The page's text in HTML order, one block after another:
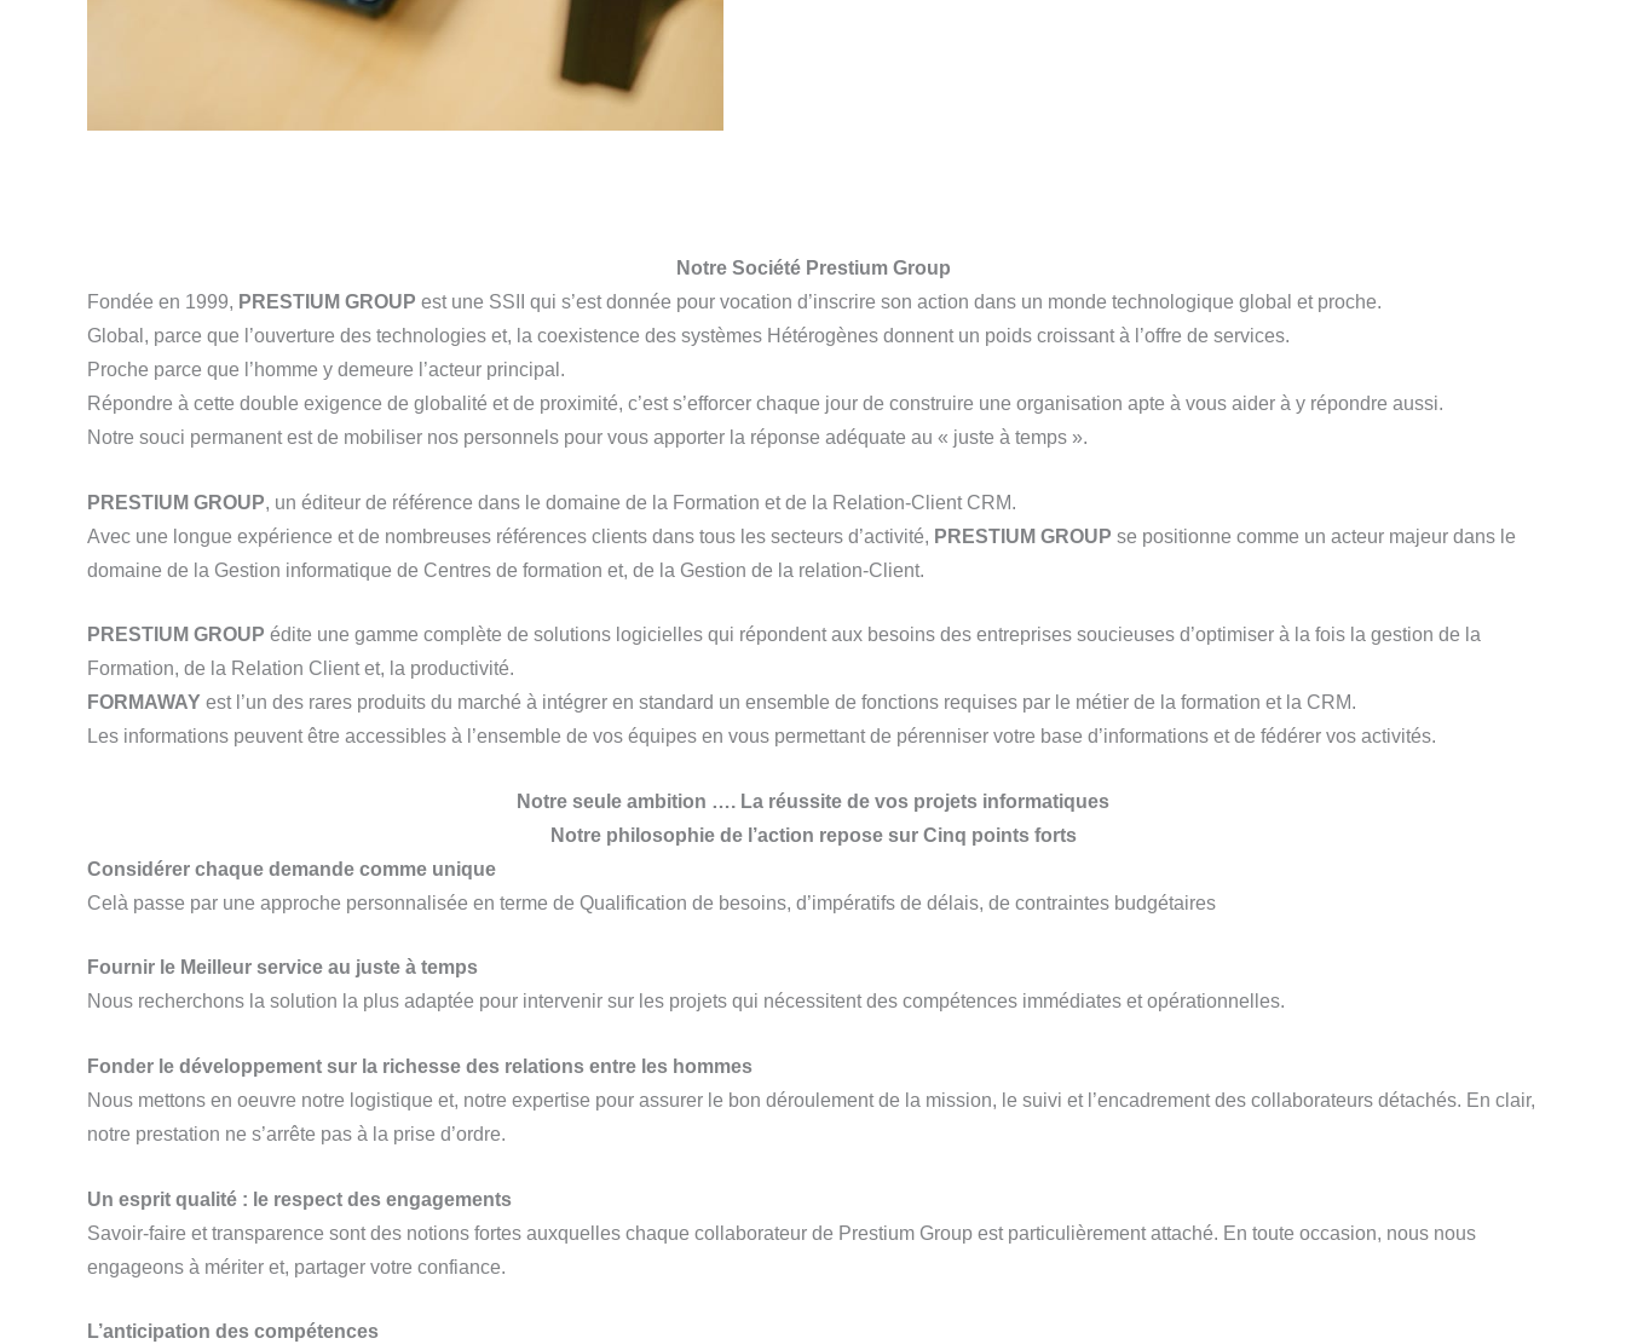
Notre Société Prestium Group
Fondée en 1999, PRESTIUM GROUP est une SSII qui s’est donnée pour vocation d’inscrire son action dans un monde technologique global et proche.
Global, parce que l’ouverture des technologies et, la coexistence des systèmes Hétérogènes donnent un poids croissant à l’offre de services.
Proche parce que l’homme y demeure l’acteur principal.
Répondre à cette double exigence de globalité et de proximité, c’est s’efforcer chaque jour de construire une organisation apte à vous aider à y répondre aussi.
Notre souci permanent est de mobiliser nos personnels pour vous apporter la réponse adéquate au « juste à temps ».
PRESTIUM GROUP, un éditeur de référence dans le domaine de la Formation et de la Relation-Client CRM.
Avec une longue expérience et de nombreuses références clients dans tous les secteurs d’activité, PRESTIUM GROUP se positionne comme un acteur majeur dans le
domaine de la Gestion informatique de Centres de formation et, de la Gestion de la relation-Client.
PRESTIUM GROUP édite une gamme complète de solutions logicielles qui répondent aux besoins des entreprises soucieuses d’optimiser à la fois la gestion de la
Formation, de la Relation Client et, la productivité.
FORMAWAY est l’un des rares produits du marché à intégrer en standard un ensemble de fonctions requises par le métier de la formation et la CRM.
Les informations peuvent être accessibles à l’ensemble de vos équipes en vous permettant de pérenniser votre base d’informations et de fédérer vos activités.
Notre seule ambition …. La réussite de vos projets informatiques
Notre philosophie de l’action repose sur Cinq points forts
Considérer chaque demande comme unique
Celà passe par une approche personnalisée en terme de Qualification de besoins, d’impératifs de délais, de contraintes budgétaires
Fournir le Meilleur service au juste à temps
Nous recherchons la solution la plus adaptée pour intervenir sur les projets qui nécessitent des compétences immédiates et opérationnelles.
Fonder le développement sur la richesse des relations entre les hommes
Nous mettons en oeuvre notre logistique et, notre expertise pour assurer le bon déroulement de la mission, le suivi et l’encadrement des collaborateurs détachés. En clair,
notre prestation ne s’arrête pas à la prise d’ordre.
Un esprit qualité : le respect des engagements
Savoir-faire et transparence sont des notions fortes auxquelles chaque collaborateur de Prestium Group est particulièrement attaché. En toute occasion, nous nous
engageons à mériter et, partager votre confiance.
L’anticipation des compétences